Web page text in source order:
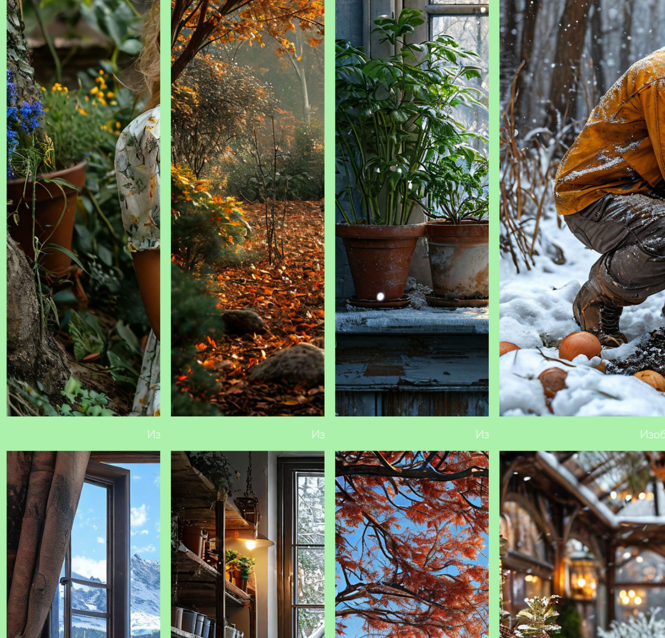
ИИ-помощник iOreestr.ru: точность данных и
недвижимостью, транспортом и
юридическими лицами
Как подготовить сад к зиме: основные этапы
Зимовка комнатных растений: правила и
Какие растения можно сажать зимой: гид